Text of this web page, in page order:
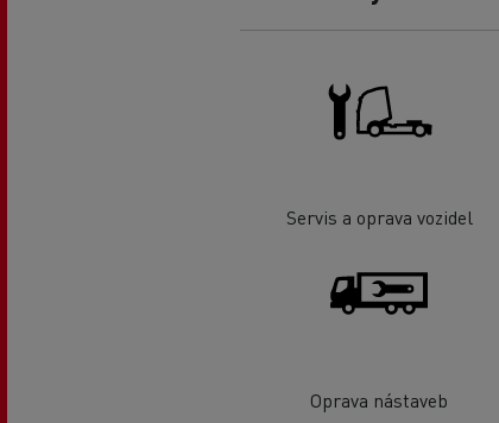
Servis a oprava vozidel
Oprava nástaveb